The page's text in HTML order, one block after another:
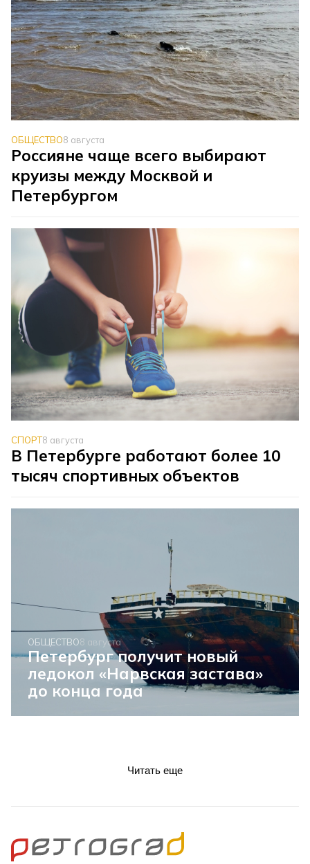
ОБЩЕСТВО8 августа
Россияне чаще всего выбирают
круизы между Москвой и
Петербургом
СПОРТ8 августа
В Петербурге работают более 10
тысяч спортивных объектов
ОБЩЕСТВО8 августа
Петербург получит новый
ледокол «Нарвская застава»
до конца года
Читать еще